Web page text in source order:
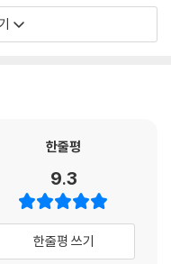
는 뮤뮤에게 피를 내어 주어
것은 사랑일까? 사랑보다 욕
는 이 길고 서글픈 시간을 스
것은 뮤뮤의 용기 있는 이별
한줄평
9.3
한줄평 쓰기